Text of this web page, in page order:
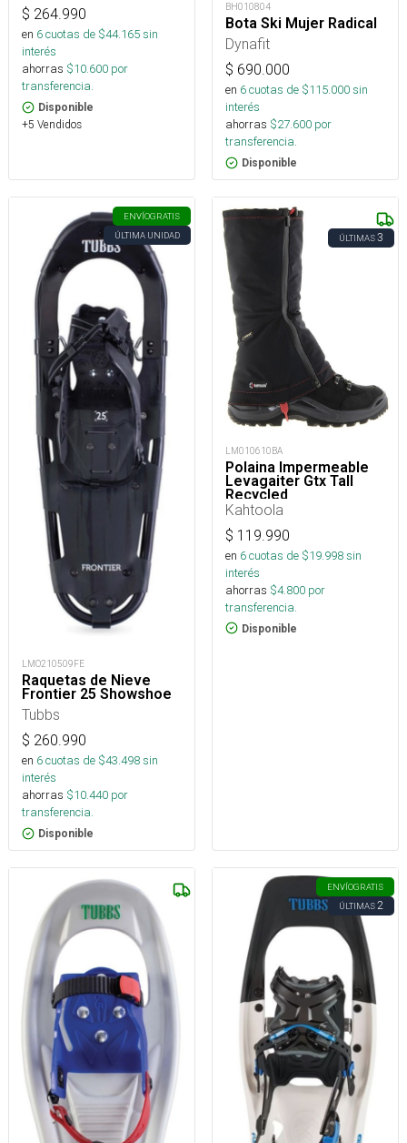
$ 264.990
en 6cuotas de $44.165sin
interés
ahorras $10.600 por
transferencia.
Disponible
+5 Vendidos
BH010804
Bota Ski Mujer Radical
Dynafit
$ 690.000
en 6cuotas de $115.000sin
interés
ahorras $27.600 por
transferencia.
Disponible
ENVÍOGRATIS
ÚLTIMA UNIDAD
LMO210509FE
Raquetas de Nieve
Frontier 25 Showshoe
Tubbs
$ 260.990
en 6cuotas de $43.498sin
interés
ahorras $10.440 por
transferencia.
Disponible
ÚLTIMAS3
LM010610BA
Polaina Impermeable
Levagaiter Gtx Tall
Recycled
Kahtoola
$ 119.990
en 6cuotas de $19.998sin
interés
ahorras $4.800 por
transferencia.
Disponible
ENVÍOGRATIS
ÚLTIMAS2